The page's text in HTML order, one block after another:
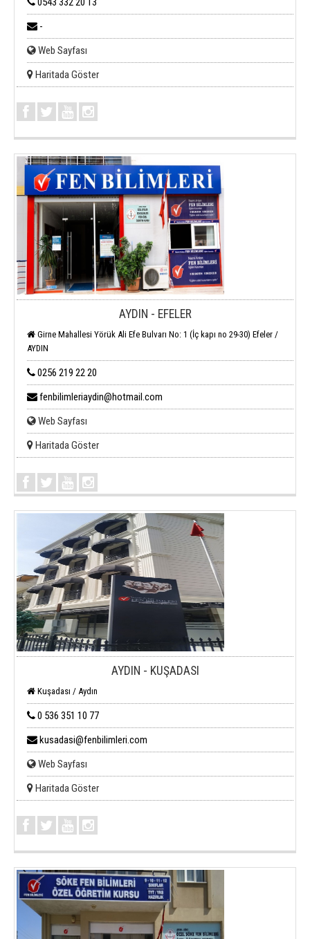
-
Web Sayfası
Haritada Göster
AYDIN - EFELER
Girne Mahallesi Yörük Ali Efe Bulvarı No: 1 (İç kapı no 29-30) Efeler /
AYDIN
0256 219 22 20
fenbilimleriaydin@hotmail.com
Web Sayfası
Haritada Göster
AYDIN - KUŞADASI
Kuşadası / Aydın
0 536 351 10 77
kusadasi@fenbilimleri.com
Web Sayfası
Haritada Göster